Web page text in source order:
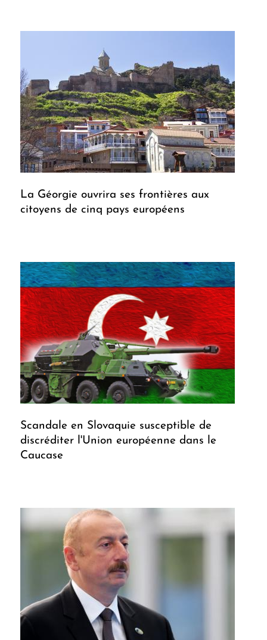
La Géorgie ouvrira ses frontières aux
citoyens de cinq pays européens
Scandale en Slovaquie susceptible de
discréditer l'Union européenne dans le
Caucase